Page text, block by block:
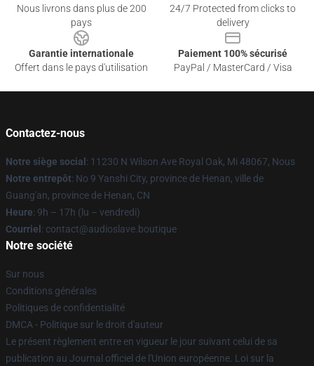
Nous livrons dans plus de 200
pays
24/7 Protected from clicks to
delivery
Garantie internationale
Offert dans le pays d'utilisation
Paiement 100% sécurisé
PayPal / MasterCard / Visa
Contactez-nous
Notre siège social : 11230 N Wilson Ave Royal Oak, Mi 48067, Nous
Notre entrepôt: No 9 Yanshi City, province de Henan, ville de
Guang'an, province de Henan, CN
Heure: 9h – 17h (lu – vendredi)
Courriel : contact@audioslave.boutique
Notre société
Sur nous
Conditions générales
Politiques de confidentialité
DMCA - Politique sur le droit d'auteur
Le présent règlement entre en vigueur le jour suivant celui de sa
publication au Journal officiel de l'Union européenne. Loi sur la